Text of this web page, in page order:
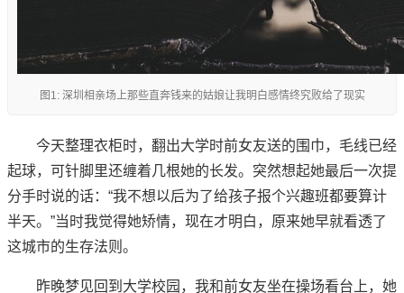
图1: 深圳相亲场上那些直奔钱来的姑娘让我明白感情终究败给了现实
今天整理衣柜时，翻出大学时前女友送的围巾，毛线已经
起球，可针脚里还缠着几根她的长发。突然想起她最后一次提
分手时说的话：“我不想以后为了给孩子报个兴趣班都要算计
半天。”当时我觉得她矫情，现在才明白，原来她早就看透了
这城市的生存法则。
昨晚梦见回到大学校园，我和前女友坐在操场看台上，她